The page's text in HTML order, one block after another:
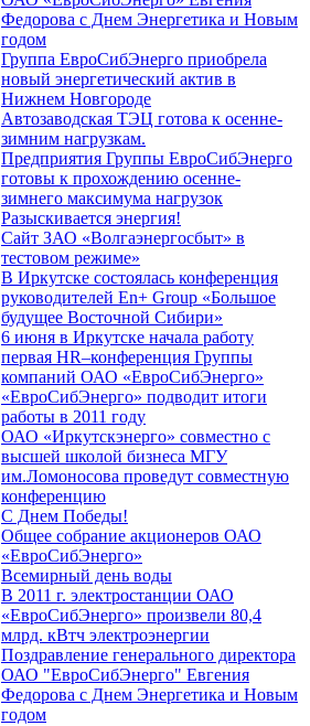
Федорова с Днем Энергетика и Новым
годом
Группа ЕвроСибЭнерго приобрела
новый энергетический актив в
Нижнем Новгороде
Автозаводская ТЭЦ готова к осенне-
зимним нагрузкам.
Предприятия Группы ЕвроСибЭнерго
готовы к прохождению осенне-
зимнего максимума нагрузок
Разыскивается энергия!
Сайт ЗАО «Волгаэнергосбыт» в
тестовом режиме»
В Иркутске состоялась конференция
руководителей En+ Group «Большое
будущее Восточной Сибири»
6 июня в Иркутске начала работу
первая HR–конференция Группы
компаний ОАО «ЕвроСибЭнерго»
«ЕвроСибЭнерго» подводит итоги
работы в 2011 году
ОАО «Иркутскэнерго» совместно с
высшей школой бизнеса МГУ
им.Ломоносова проведут совместную
конференцию
С Днем Победы!
Общее собрание акционеров ОАО
«ЕвроСибЭнерго»
Всемирный день воды
В 2011 г. электростанции ОАО
«ЕвроСибЭнерго» произвели 80,4
млрд. кВтч электроэнергии
Поздравление генерального директора
ОАО "ЕвроСибЭнерго" Евгения
Федорова с Днем Энергетика и Новым
годом